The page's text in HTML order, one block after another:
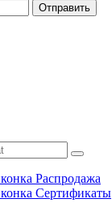
Отправить
Распродажа
Сертификаты